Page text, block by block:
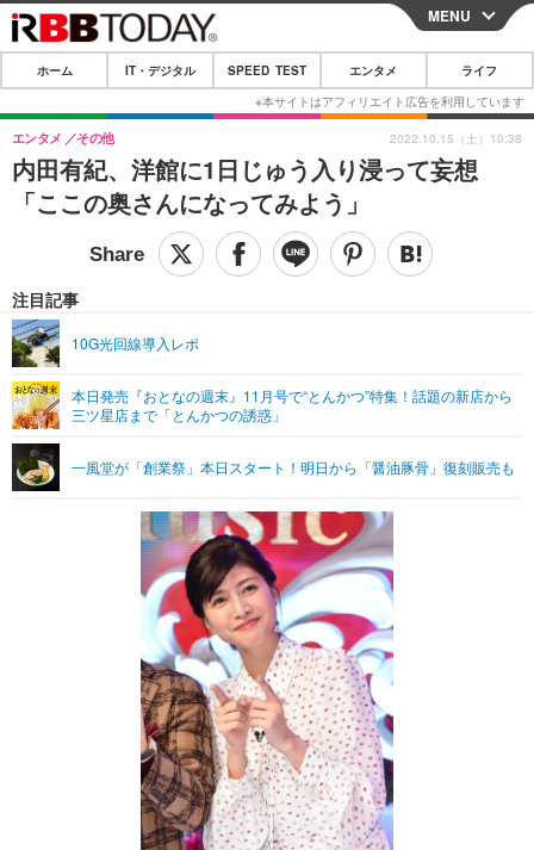
CLOSE
ホーム
IT・デジタル
IT・デジタルTOP スマートフォン
ガジェット・ツール
ショッピング その他
SPEED TEST
エンタメTOP 映画・ドラマ
グラビア
ショッピング その他
ライフTOP
その他
リリース一覧
プッシュ通知の停止方法
MENU
ホーム IT・デジタル SPEED TEST エンタメ ライフ
内田有紀、洋館に1日じゅう入り浸って妄想
「ここの奥さんになってみよう」
エンタメ その他
注目記事
10G光回線導入レポ
本日発売『おとなの週末』11月号で“とんかつ”特集！話題の新店から
三ツ星店まで「とんかつの誘惑」
一風堂が「創業祭」本日スタート！明日から「醤油豚骨」復刻販売も
2022.10.15（土）10:38